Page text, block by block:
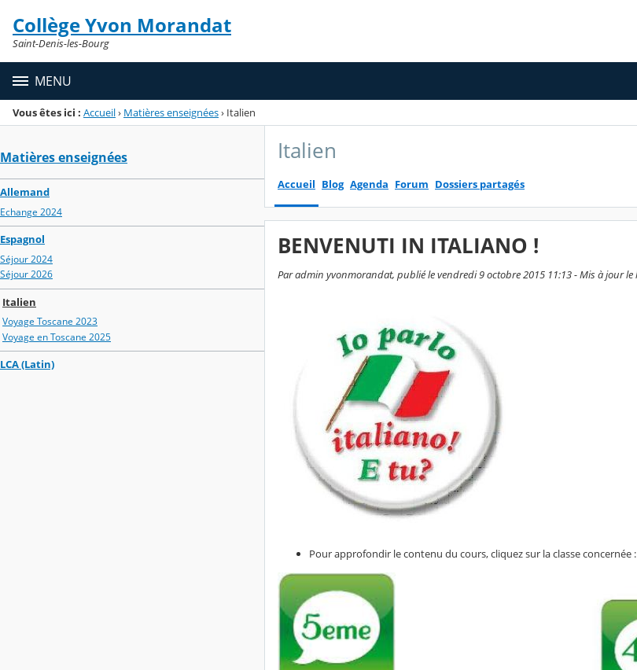
Menu de la rubrique
Contenu
Collège Yvon Morandat
Saint-Denis-les-Bourg
MENU
Vous êtes ici : Accueil› Matières enseignées› Italien
Matières enseignées
Allemand
Echange 2024
Espagnol
Séjour 2024
Séjour 2026
Italien
Voyage Toscane 2023
Voyage en Toscane 2025
LCA (Latin)
Italien
Accueil Blog Agenda Forum Dossiers partagés
BENVENUTI IN ITALIANO !
Par admin yvonmorandat, publié le vendredi 9 octobre 2015 11:13 - Mis à jour
Pour approfondir le contenu du cours, cliquez sur la classe concernée :